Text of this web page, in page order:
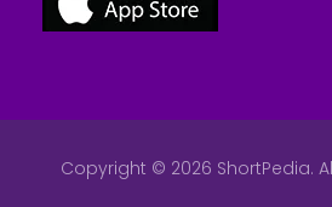
Copyright © 2026 ShortPedia.